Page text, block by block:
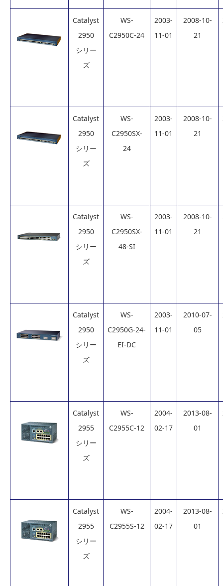
Catalyst
2950
シリー
ズ
WS-
C2950C-24
2003-
11-01
2008-10-
21
Catalyst
2950
シリー
ズ
WS-
C2950SX-
24
2003-
11-01
2008-10-
21
Catalyst
2950
シリー
ズ
WS-
C2950SX-
48-SI
2003-
11-01
2008-10-
21
Catalyst
2950
シリー
ズ
WS-
C2950G-24-
EI-DC
2003-
11-01
2010-07-
05
Catalyst
2955
シリー
ズ
WS-
C2955C-12
2004-
02-17
2013-08-
01
Catalyst
2955
シリー
ズ
WS-
C2955S-12
2004-
02-17
2013-08-
01